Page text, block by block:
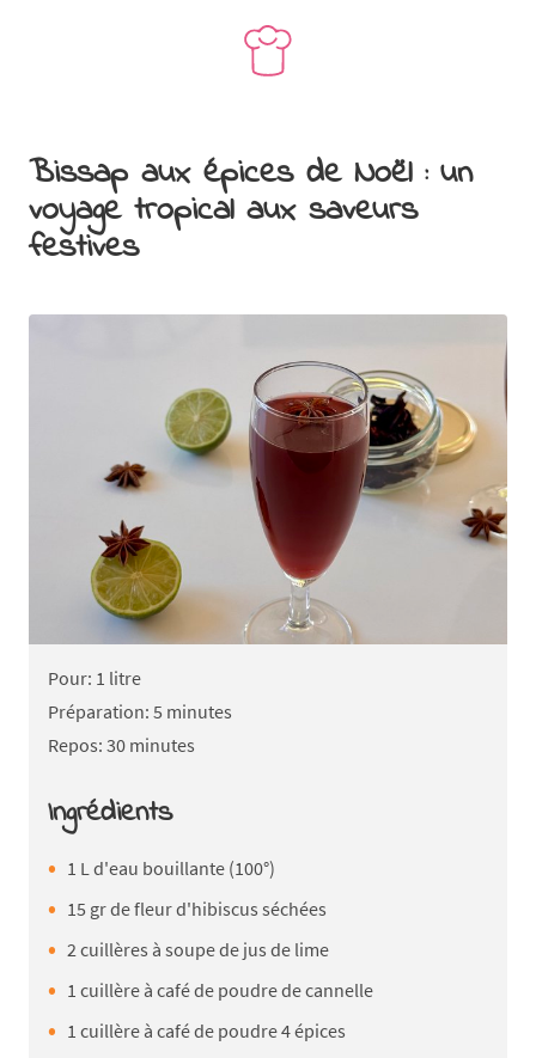
Bissap aux épices de Noël : un
voyage tropical aux saveurs
festives
Pour: 1 litre
Préparation: 5 minutes
Repos: 30 minutes
Ingrédients
1 L d'eau bouillante (100°)
15 gr de fleur d'hibiscus séchées
2 cuillères à soupe de jus de lime
1 cuillère à café de poudre de cannelle
1 cuillère à café de poudre 4 épices